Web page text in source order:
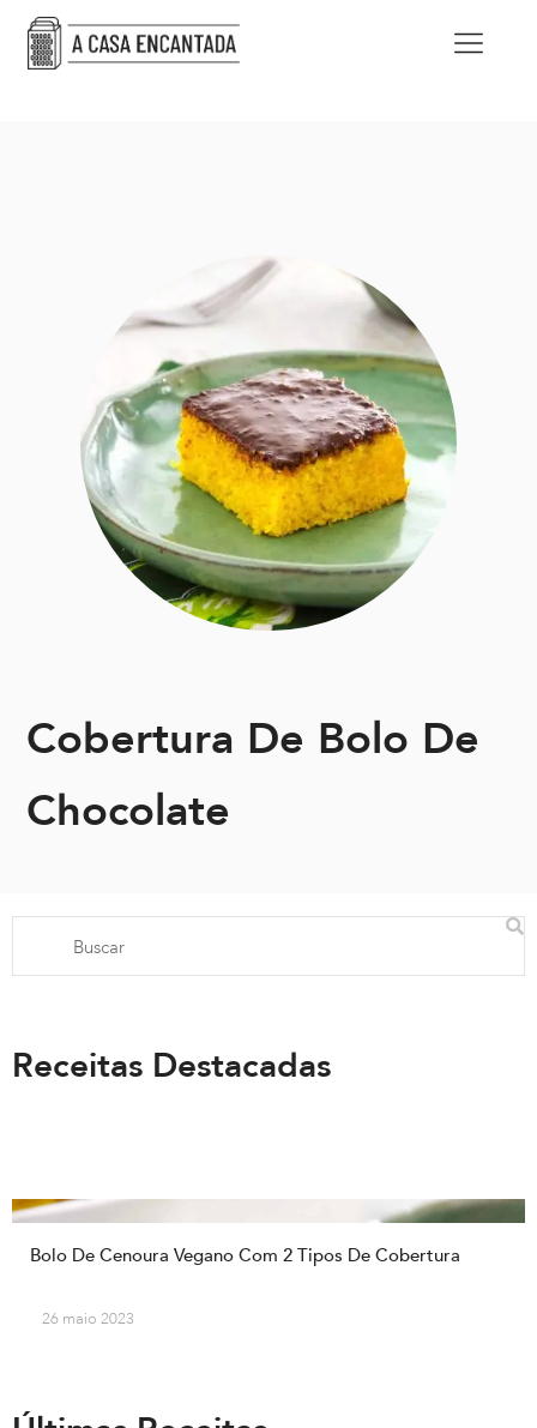
Cobertura De Bolo De
Chocolate
Receitas Destacadas
Bolo De Cenoura Vegano Com 2 Tipos De Cobertura
26 maio 2023